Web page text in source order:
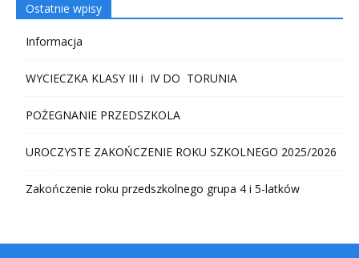
Ostatnie wpisy
Informacja
WYCIECZKA KLASY III i IV DO TORUNIA
POŻEGNANIE PRZEDSZKOLA
UROCZYSTE ZAKOŃCZENIE ROKU SZKOLNEGO 2025/2026
Zakończenie roku przedszkolnego grupa 4 i 5-latków